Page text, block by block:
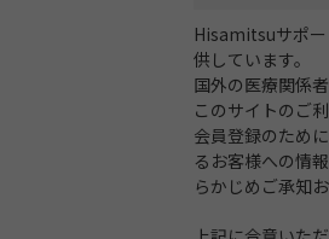
Hisamitsuサポー
供しています。
国外の医療関係
このサイトのご
会員登録のため
るお客様への情
らかじめご承知